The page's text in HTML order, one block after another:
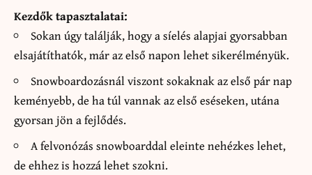
Kezdők tapasztalatai:
Sokan úgy találják, hogy a síelés alapjai gyorsabban
elsajátíthatók, már az első napon lehet sikerélményük.
Snowboardozásnál viszont sokaknak az első pár nap
keményebb, de ha túl vannak az első eséseken, utána
gyorsan jön a fejlődés.
A felvonózás snowboarddal eleinte nehézkes lehet,
de ehhez is hozzá lehet szokni.